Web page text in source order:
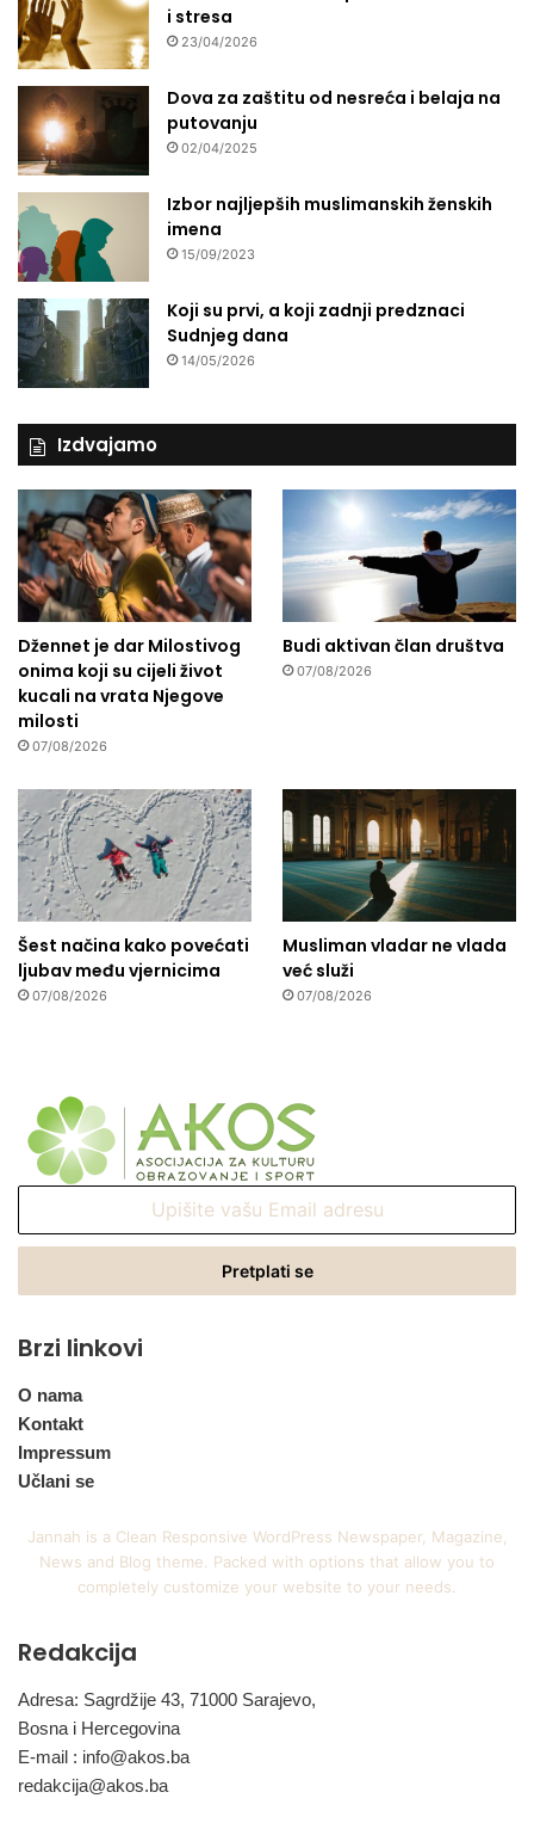
i
n
e
i stresa
23/04/2026
Dova za zaštitu od nesreća i belaja na
putovanju
02/04/2025
Izbor najljepših muslimanskih ženskih
imena
15/09/2023
Koji su prvi, a koji zadnji predznaci
Sudnjeg dana
14/05/2026
Izdvajamo
Džennet je dar Milostivog
onima koji su cijeli život
kucali na vrata Njegove
milosti
07/08/2026
Budi aktivan član društva
07/08/2026
Šest načina kako povećati
ljubav među vjernicima
07/08/2026
Musliman vladar ne vlada
već služi
07/08/2026
Email
Brzi linkovi
O nama
Kontakt
Impressum
Učlani se
Jannah is a Clean Responsive WordPress Newspaper, Magazine,
News and Blog theme. Packed with options that allow you to
completely customize your website to your needs.
Redakcija
Adresa: Sagrdžije 43, 71000 Sarajevo,
Bosna i Hercegovina
E-mail : info@akos.ba
redakcija@akos.ba